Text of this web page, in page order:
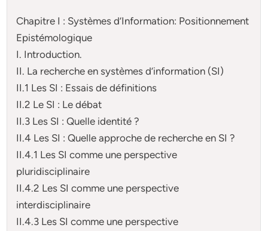
Chapitre I : Systèmes d’Information: Positionnement
Epistémologique
I. Introduction.
II. La recherche en systèmes d’information (SI)
II.1 Les SI : Essais de définitions
II.2 Le SI : Le débat
II.3 Les SI : Quelle identité ?
II.4 Les SI : Quelle approche de recherche en SI ?
II.4.1 Les SI comme une perspective
pluridisciplinaire
II.4.2 Les SI comme une perspective
interdisciplinaire
II.4.3 Les SI comme une perspective